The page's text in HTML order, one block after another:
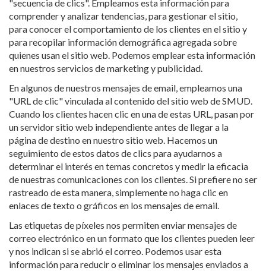
"secuencia de clics". Empleamos esta información para
comprender y analizar tendencias, para gestionar el sitio,
para conocer el comportamiento de los clientes en el sitio y
para recopilar información demográfica agregada sobre
quienes usan el sitio web. Podemos emplear esta información
en nuestros servicios de marketing y publicidad.
En algunos de nuestros mensajes de email, empleamos una
"URL de clic" vinculada al contenido del sitio web de SMUD.
Cuando los clientes hacen clic en una de estas URL, pasan por
un servidor sitio web independiente antes de llegar a la
página de destino en nuestro sitio web. Hacemos un
seguimiento de estos datos de clics para ayudarnos a
determinar el interés en temas concretos y medir la eficacia
de nuestras comunicaciones con los clientes. Si prefiere no ser
rastreado de esta manera, simplemente no haga clic en
enlaces de texto o gráficos en los mensajes de email.
Las etiquetas de píxeles nos permiten enviar mensajes de
correo electrónico en un formato que los clientes pueden leer
y nos indican si se abrió el correo. Podemos usar esta
información para reducir o eliminar los mensajes enviados a